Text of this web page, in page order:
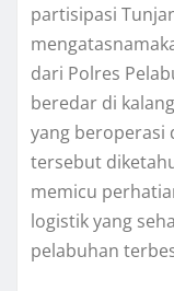
partisipasi
dari Polres
beredar di
yang beroperasi
tersebut
memicu
logistik yang
pelabuhan